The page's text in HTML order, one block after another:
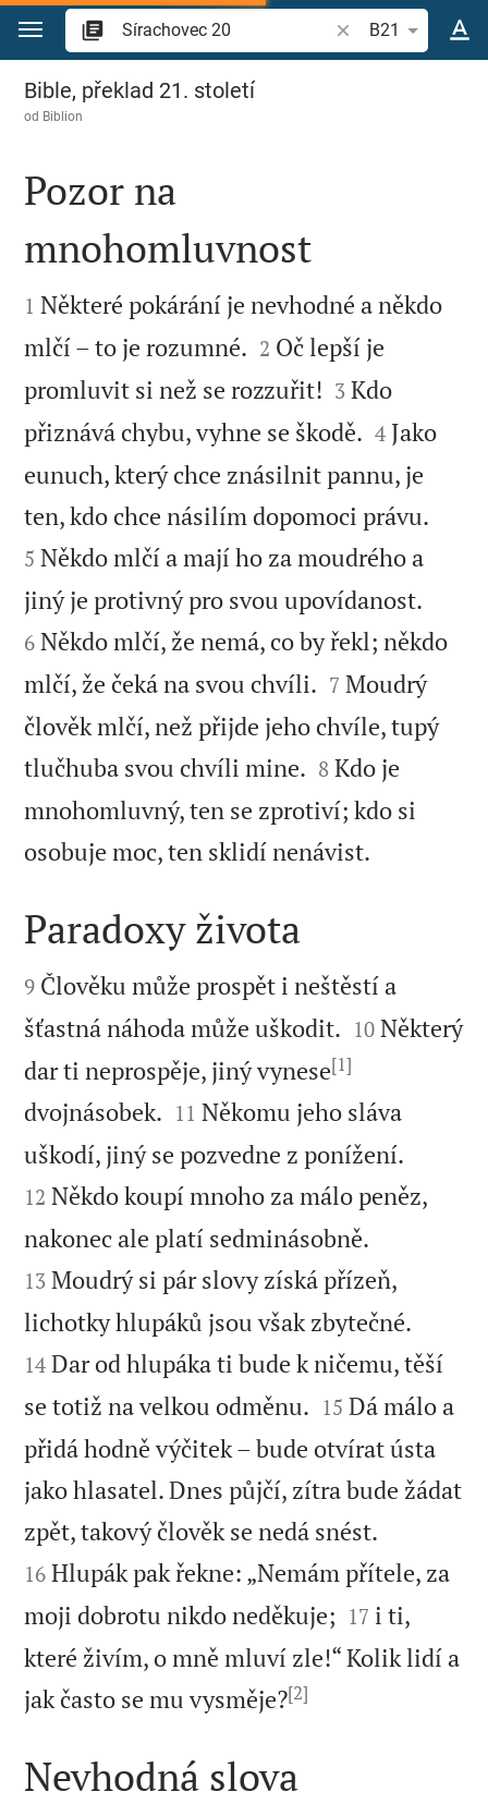
Přejít na obsah
Vyhledat biblický
B21
Sírachovec 20
Bible, překlad 21. století
od Biblion

Pozor na
mnohomluvnost

1 Některé pokárání je nevhodné a někdo
mlčí – to je rozumné. 

2 Oč lepší je
promluvit si než se rozzuřit! 

3 Kdo
přiznává chybu, vyhne se škodě. 

4 Jako
eunuch, který chce znásilnit pannu, je
ten, kdo chce násilím dopomoci právu.
5 Někdo mlčí a mají ho za moudrého a
jiný je protivný pro svou upovídanost.
6 Někdo mlčí, že nemá, co by řekl; někdo
mlčí, že čeká na svou chvíli. 

7 Moudrý
člověk mlčí, než přijde jeho chvíle, tupý
tlučhuba svou chvíli mine. 

8 Kdo je
mnohomluvný, ten se zprotiví; kdo si
osobuje moc, ten sklidí nenávist.

Paradoxy života

9 Člověku může prospět i neštěstí a
šťastná náhoda může uškodit. 

10 Některý
dar ti neprospěje, jiný vynese[1]
dvojnásobek. 

11 Někomu jeho sláva
uškodí, jiný se pozvedne z ponížení.
12 Někdo koupí mnoho za málo peněz,
nakonec ale platí sedminásobně.
13 Moudrý si pár slovy získá přízeň,
lichotky hlupáků jsou však zbytečné.
14 Dar od hlupáka ti bude k ničemu, těší
se totiž na velkou odměnu. 

15 Dá málo a
přidá hodně výčitek – bude otvírat ústa
jako hlasatel. Dnes půjčí, zítra bude žádat
zpět, takový člověk se nedá snést.
16 Hlupák pak řekne: „Nemám přítele, za
moji dobrotu nikdo neděkuje; 

17 i ti,
které živím, o mně mluví zle!“ Kolik lidí a
jak často se mu vysměje?[2]
Nevhodná slova